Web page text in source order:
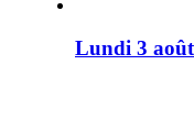
Lundi 3